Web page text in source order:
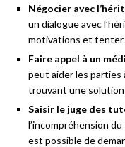
Négocier avec
un dialogue avec
motivations et tenter
Faire appel à un
peut aider les parties
trouvant une
Saisir le juge des
l’incompréhension
est possible de